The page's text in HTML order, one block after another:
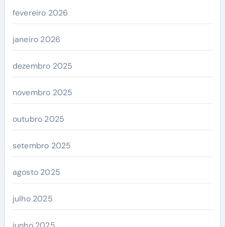
fevereiro 2026
janeiro 2026
dezembro 2025
novembro 2025
outubro 2025
setembro 2025
agosto 2025
julho 2025